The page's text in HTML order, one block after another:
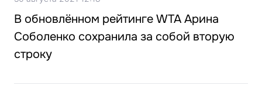
​В обновлённом рейтинге WTA Арина
Соболенко сохранила за собой вторую
строку